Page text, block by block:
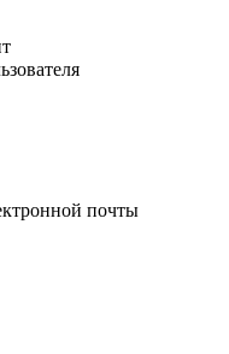
почты